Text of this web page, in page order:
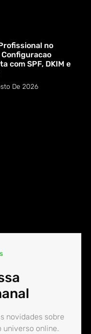
no
Configuracao
com SPF, DKIM e
De 2026
novidades sobre
universo online.